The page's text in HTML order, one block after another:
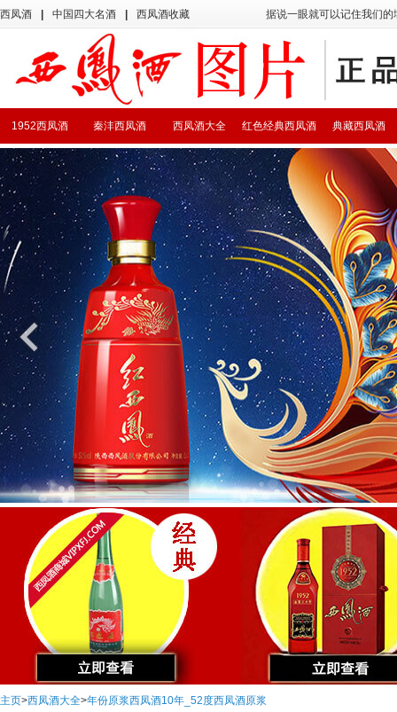
西凤酒 中国四大名酒 西凤酒收藏 据说一眼就可以记住我们
典藏西凤酒
红色经典西凤酒
西凤酒大全
秦沣西凤酒
1952西凤酒
主页>西凤酒大全>年份原浆西凤酒10年_52度西凤酒原浆